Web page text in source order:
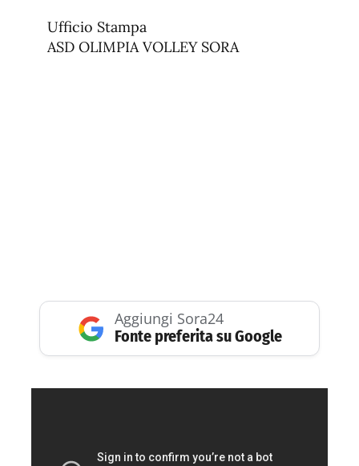
Ufficio Stampa
ASD OLIMPIA VOLLEY SORA
Aggiungi Sora24
Fonte preferita su Google